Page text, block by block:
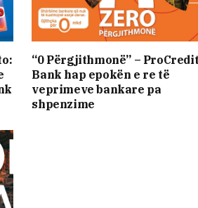
“0 Përgjithmonë” –
Bank hap epokën e re të
veprimeve bankare pa
shpenzime